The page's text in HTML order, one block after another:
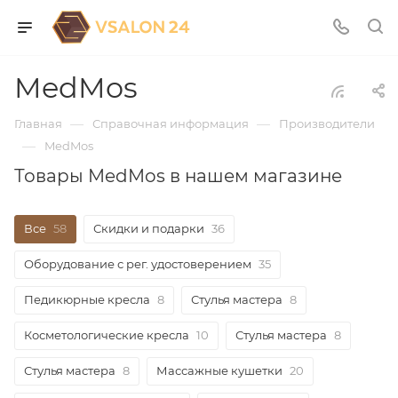
MedMos
Главная — Справочная информация — Производители
— MedMos
Товары MedMos в нашем магазине
Все 58 Скидки и подарки 36
Оборудование с рег. удостоверением 35
Педикюрные кресла 8 Стулья мастера 8
Косметологические кресла 10 Стулья мастера 8
Стулья мастера 8 Массажные кушетки 20